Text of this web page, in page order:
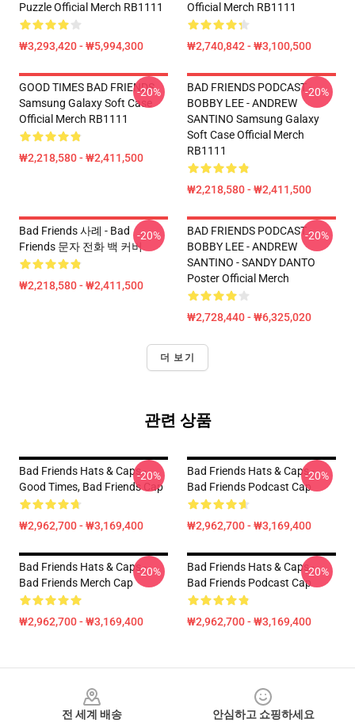
Puzzle Official Merch RB1111
₩3,293,420 - ₩5,994,300
Official Merch RB1111
₩2,740,842 - ₩3,100,500
GOOD TIMES BAD FRIENDS
Samsung Galaxy Soft Case
Official Merch RB1111
₩2,218,580 - ₩2,411,500
-20%
BAD FRIENDS PODCAST -
BOBBY LEE - ANDREW
SANTINO Samsung Galaxy
Soft Case Official Merch
RB1111
₩2,218,580 - ₩2,411,500
-20%
Bad Friends 사례 - Bad
Friends 문자 전화 백 커버
₩2,218,580 - ₩2,411,500
-20%
BAD FRIENDS PODCAST -
BOBBY LEE - ANDREW
SANTINO - SANDY DANTO
Poster Official Merch
₩2,728,440 - ₩6,325,020
-20%
더 보기
관련 상품
Bad Friends Hats & Caps -
Good Times, Bad Friends Cap
₩2,962,700 - ₩3,169,400
-20%
Bad Friends Hats & Caps -
Bad Friends Podcast Cap
₩2,962,700 - ₩3,169,400
-20%
Bad Friends Hats & Caps -
Bad Friends Merch Cap
₩2,962,700 - ₩3,169,400
-20%
Bad Friends Hats & Caps -
Bad Friends Podcast Cap
₩2,962,700 - ₩3,169,400
-20%
전 세계 배송
안심하고 쇼핑하세요